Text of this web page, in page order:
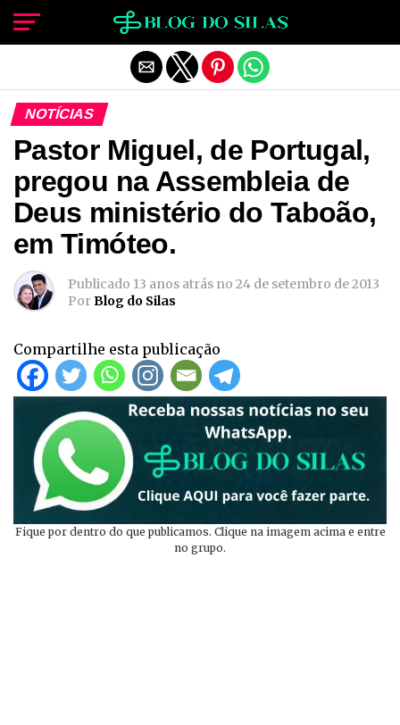
NOTÍCIAS
Pastor Miguel, de Portugal,
pregou na Assembleia de
Deus ministério do Taboão,
em Timóteo.
Publicado 13 anos atrás no 24 de setembro de 2013
PorBlog do Silas
Compartilhe esta publicação
Fique por dentro do que publicamos. Clique na imagem acima e entre
no grupo.
Sair da versão mobile